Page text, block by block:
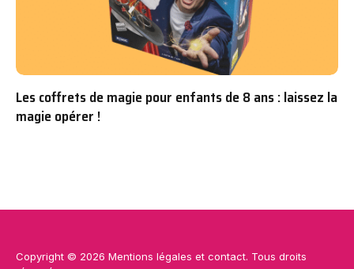
Les coffrets de magie pour enfants de 8 ans : laissez la
magie opérer !
Copyright © 2026 Mentions légales et contact. Tous droits